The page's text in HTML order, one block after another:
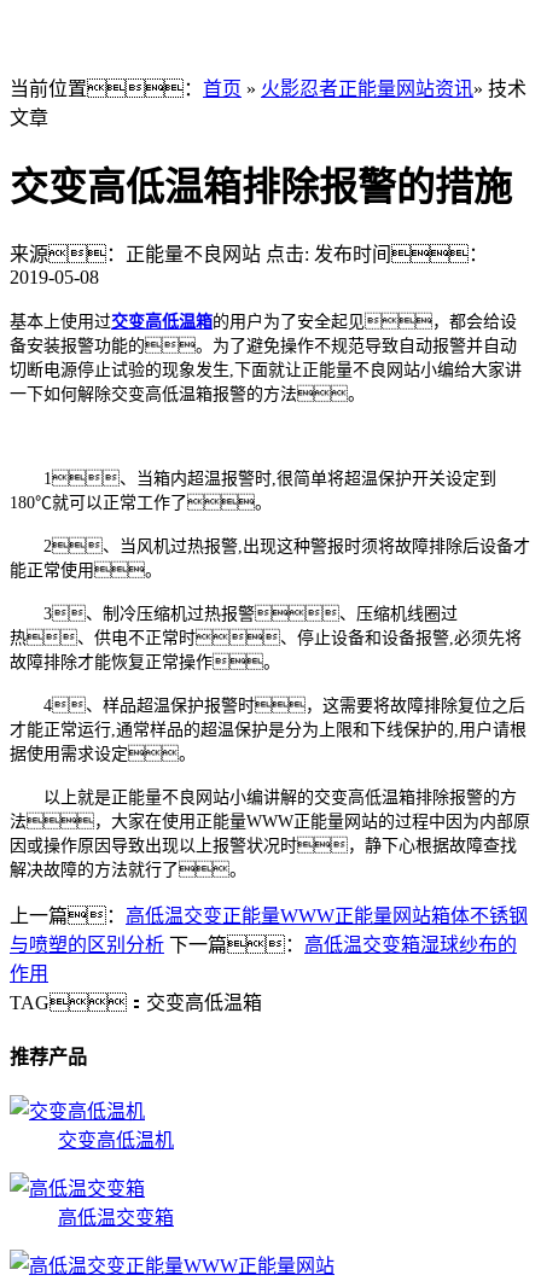
当前位置： 首页 » 火影忍者正能量网站资讯» 技术
文章
交变高低温箱排除报警的措施
来源：正能量不良网站 点击: 发布时间：
2019-05-08
基本上使用过交变高低温箱的用户为了安全起见，都会给设
备安装报警功能的。为了避免操作不规范导致自动报警并自动
切断电源停止试验的现象发生,下面就让正能量不良网站小编给大家讲
一下如何解除交变高低温箱报警的方法。
1、当箱内超温报警时,很简单将超温保护开关设定到
180℃就可以正常工作了。
2、当风机过热报警,出现这种警报时须将故障排除后设备才
能正常使用。
3、制冷压缩机过热报警、压缩机线圈过
热、供电不正常时、停止设备和设备报警,必须先将
故障排除才能恢复正常操作。
4、样品超温保护报警时，这需要将故障排除复位之后
才能正常运行,通常样品的超温保护是分为上限和下线保护的,用户请根
据使用需求设定。
以上就是正能量不良网站小编讲解的交变高低温箱排除报警的方
法，大家在使用正能量WWW正能量网站的过程中因为内部原
因或操作原因导致出现以上报警状况时，静下心根据故障查找
解决故障的方法就行了。
上一篇： 高低温交变正能量WWW正能量网站箱体不锈钢
与喷塑的区别分析 下一篇： 高低温交变箱湿球纱布的
作用
TAG： 交变高低温箱
推荐产品
交变高低温机
高低温交变箱